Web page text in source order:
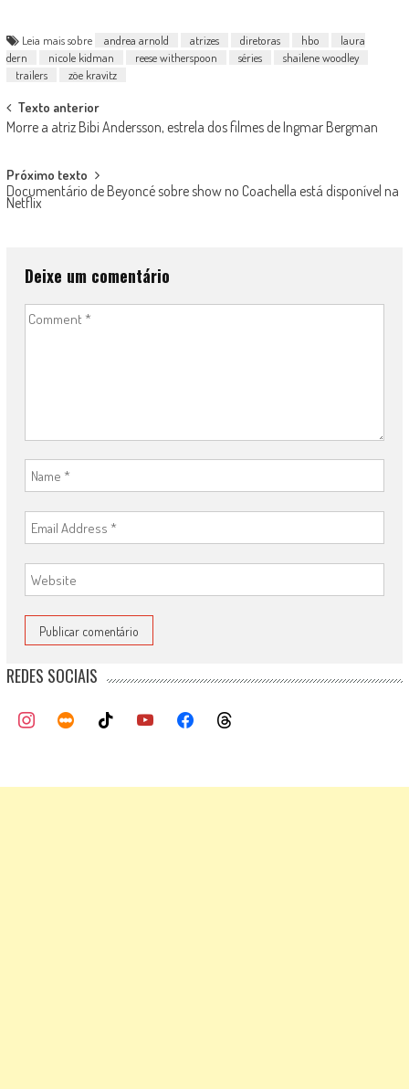
Leia mais sobre andrea arnold atrizes diretoras hbo
laura
dern
nicole kidman reese witherspoon séries
shailene woodley
trailers
zöe kravitz
Post
navigation
Texto anterior
Morre a atriz Bibi Andersson, estrela dos filmes de Ingmar Bergman
Próximo texto
Documentário de Beyoncé sobre show no Coachella está disponível na
Netflix
Deixe um comentário
REDES SOCIAIS